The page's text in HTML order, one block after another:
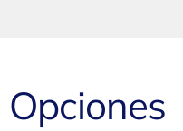
Opciones